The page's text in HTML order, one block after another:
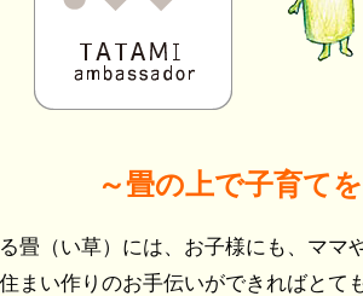
～畳の上で子育て
畳（い草）には、お子様にも、マ
まい作りのお手伝いができればとて